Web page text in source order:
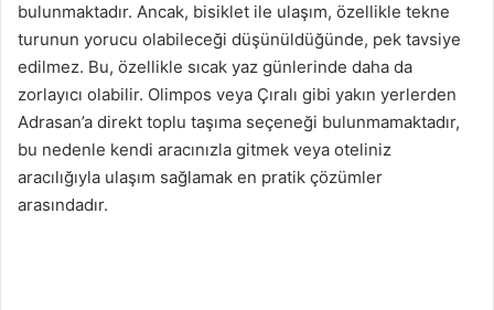
bulunmaktadır. Ancak, bisiklet ile ulaşım, özellikle tekne
turunun yorucu olabileceği düşünüldüğünde, pek tavsiye
edilmez. Bu, özellikle sıcak yaz günlerinde daha da
zorlayıcı olabilir. Olimpos veya Çıralı gibi yakın yerlerden
Adrasan’a direkt toplu taşıma seçeneği bulunmamaktadır,
bu nedenle kendi aracınızla gitmek veya oteliniz
aracılığıyla ulaşım sağlamak en pratik çözümler
arasındadır.